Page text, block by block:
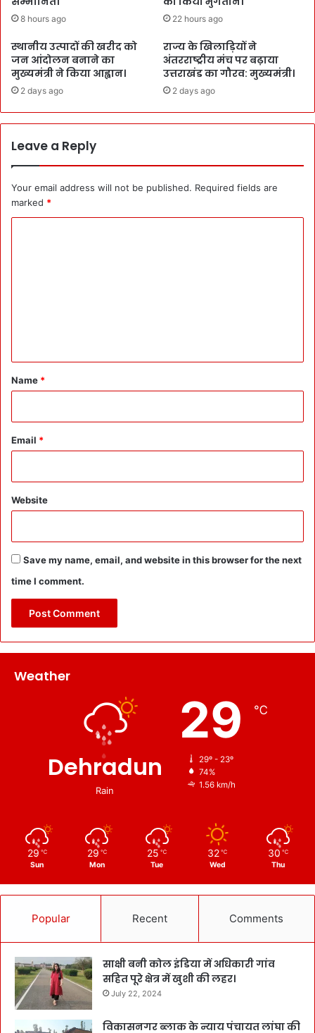
8 hours ago 22 hours ago
स्थानीय उत्पादों की खरीद को
जन आंदोलन बनाने का
मुख्यमंत्री ने किया आह्वान।
2 days ago
राज्य के खिलाड़ियों ने
अंतरराष्ट्रीय मंच पर बढ़ाया
उत्तराखंड का गौरव: मुख्यमंत्री।
2 days ago
Leave a Reply
Your email address will not be published. Required fields are
marked *
*
Name *
Email *
Website
Save my name, email, and website in this browser for the next
time I comment.
Weather
Dehradun
Rain
29 ℃
29º - 23º
74%
1.56 km/h
29 ℃
Sun
29 ℃
Mon
25 ℃
Tue
32 ℃
Wed
30 ℃
Thu
Popular Recent Comments
साक्षी बनी कोल इंडिया में अधिकारी गांव
सहित पूरे क्षेत्र में खुशी की लहर।
July 22, 2024
विकासनगर ब्लाक के न्याय पंचायत लांघा की